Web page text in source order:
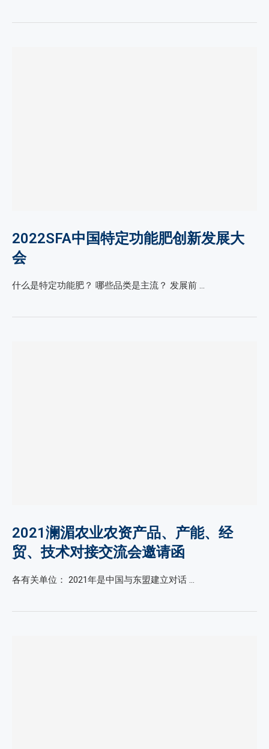
2022SFA中国特定功能肥创新发展大
会
什么是特定功能肥？ 哪些品类是主流？ 发展前 …
2021澜湄农业农资产品、产能、经
贸、技术对接交流会邀请函
各有关单位： 2021年是中国与东盟建立对话 …